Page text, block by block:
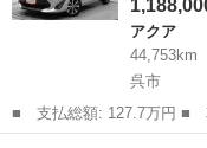
アクア
44,753km
呉市
■ 支払総額: 127.7万円 ■ 車両本体価格： 1,188,000 円 ■ メーカ
ー名： トヨタ ■ 車種名